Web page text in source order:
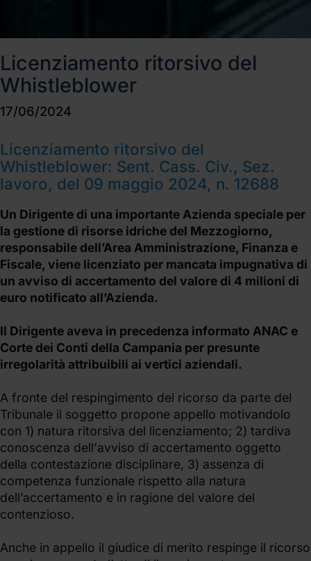
Licenziamento ritorsivo del
Whistleblower
17/06/2024
Licenziamento ritorsivo del
Whistleblower: Sent. Cass. Civ., Sez.
lavoro, del 09 maggio 2024, n. 12688
Un Dirigente di una importante Azienda speciale per
la gestione di risorse idriche del Mezzogiorno,
responsabile dell’Area Amministrazione, Finanza e
Fiscale, viene licenziato per mancata impugnativa di
un avviso di accertamento del valore di 4 milioni di
euro notificato all’Azienda.
Il Dirigente aveva in precedenza informato ANAC e
Corte dei Conti della Campania per presunte
irregolarità attribuibili ai vertici aziendali.
A fronte del respingimento del ricorso da parte del
Tribunale il soggetto propone appello motivandolo
con 1) natura ritorsiva del licenziamento; 2) tardiva
conoscenza dell'avviso di accertamento oggetto
della contestazione disciplinare, 3) assenza di
competenza funzionale rispetto alla natura
dell’accertamento e in ragione del valore del
contenzioso.
Anche in appello il giudice di merito respinge il ricorso